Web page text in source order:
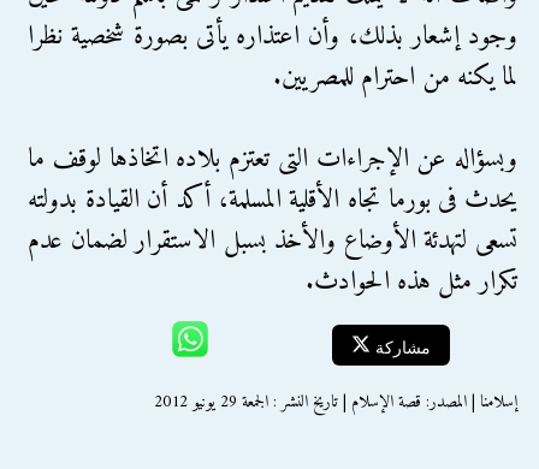
وجود إشعار بذلك، وأن اعتذاره يأتى بصورة شخصية نظرا
لما يكنه من احترام للمصريين.
وبسؤاله عن الإجراءات التى تعتزم بلاده اتخاذها لوقف ما
يحدث فى بورما تجاه الأقلية المسلمة، أكد أن القيادة بدولته
تسعى لتهدئة الأوضاع والأخذ بسبل الاستقرار لضمان عدم
تكرار مثل هذه الحوادث.
مشاركة
إسلامنا | المصدر: قصة الإسلام | تاريخ النشر : الجمعة 29 يونيو 2012